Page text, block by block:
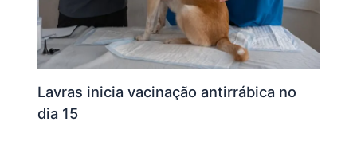
Lavras inicia vacinação antirrábica no
dia 15